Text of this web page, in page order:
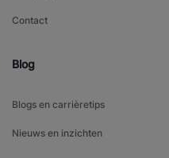
Contact
Blog
Blogs en carrièretips
Nieuws en inzichten